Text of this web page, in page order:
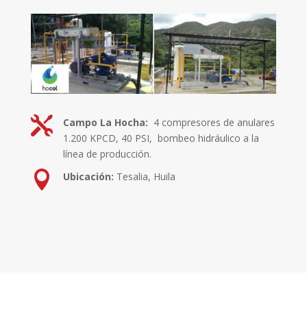
 Campo La Hocha: 4 compresores de anulares
1.200 KPCD, 40 PSI, bombeo hidráulico a la
línea de producción.
 Ubicación: Tesalia, Huila